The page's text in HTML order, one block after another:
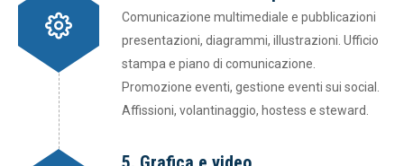
Comunicazione multimediale e pubblicazioni
presentazioni, diagrammi, illustrazioni. Ufficio
stampa e piano di comunicazione.
Promozione eventi, gestione eventi sui social.
Affissioni, volantinaggio, hostess e steward.